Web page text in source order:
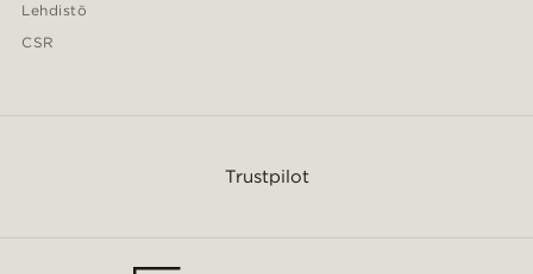
Lehdistö
CSR
Trustpilot